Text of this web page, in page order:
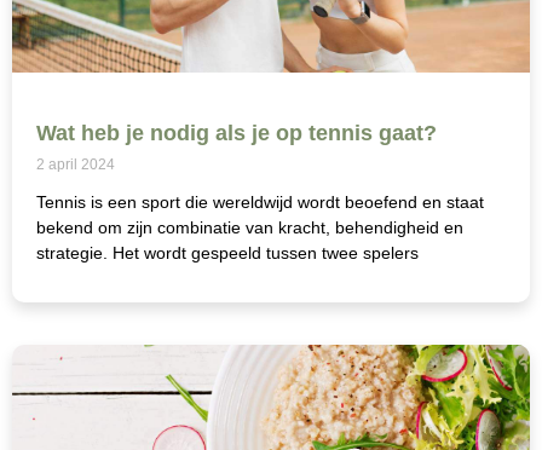
Wat heb je nodig als je op tennis gaat?
2 april 2024
Tennis is een sport die wereldwijd wordt beoefend en staat
bekend om zijn combinatie van kracht, behendigheid en
strategie. Het wordt gespeeld tussen twee spelers